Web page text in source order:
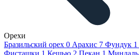
Орехи
Бразильский орех 0 Арахис 7 Фундук 1
Фисташки 1 Кешью 2 Пекан 1 Миндаль